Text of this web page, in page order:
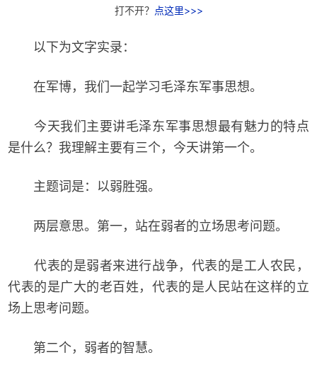
打不开？ 点这里>>>
以下为文字实录：
在军博，我们一起学习毛泽东军事思想。
今天我们主要讲毛泽东军事思想最有魅力的特点
是什么？我理解主要有三个，今天讲第一个。
主题词是：以弱胜强。
两层意思。第一，站在弱者的立场思考问题。
代表的是弱者来进行战争，代表的是工人农民，
代表的是广大的老百姓，代表的是人民站在这样的立
场上思考问题。
第二个，弱者的智慧。